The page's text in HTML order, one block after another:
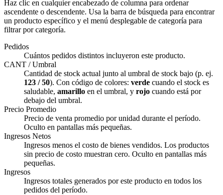
Haz clic en cualquier encabezado de columna para ordenar
ascendente o descendente. Usa la barra de búsqueda para encontrar
un producto específico y el menú desplegable de categoría para
filtrar por categoría.
Pedidos
Cuántos pedidos distintos incluyeron este producto.
CANT / Umbral
Cantidad de stock actual junto al umbral de stock bajo (p. ej.
123 / 50). Con código de colores: verde cuando el stock es
saludable, amarillo en el umbral, y rojo cuando está por
debajo del umbral.
Precio Promedio
Precio de venta promedio por unidad durante el período.
Oculto en pantallas más pequeñas.
Ingresos Netos
Ingresos menos el costo de bienes vendidos. Los productos
sin precio de costo muestran cero. Oculto en pantallas más
pequeñas.
Ingresos
Ingresos totales generados por este producto en todos los
pedidos del período.